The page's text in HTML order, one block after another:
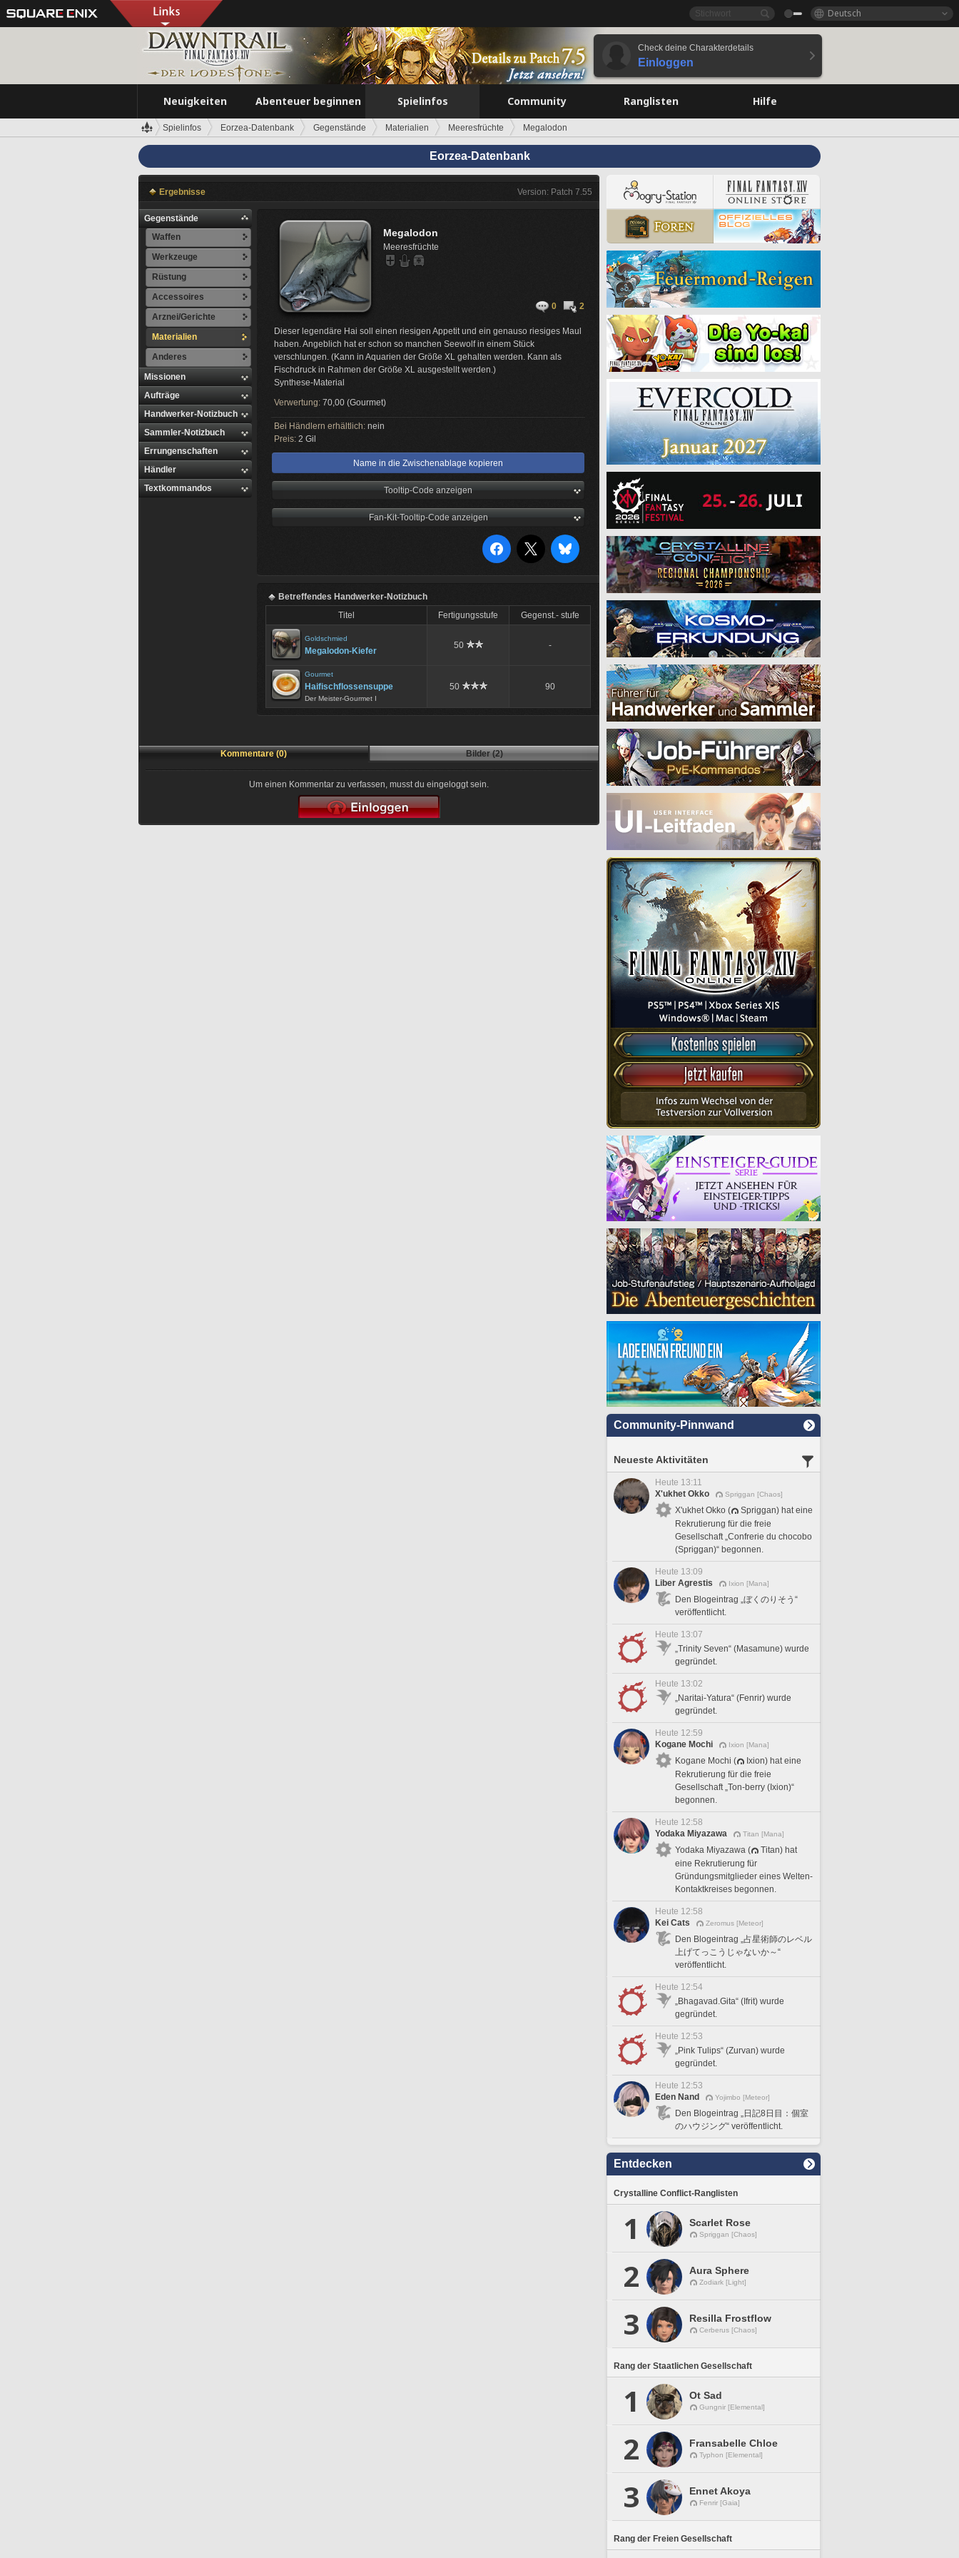
Deutsch
Check deine Charakterdetails
Einloggen
Neuigkeiten Abenteuer beginnen Spielinfos Community Ranglisten Hilfe
Spielinfos Eorzea-Datenbank Gegenstände Materialien Meeresfrüchte Megalodon
Eorzea-Datenbank
Ergebnisse Version: Patch 7.55
Gegenstände
Waffen
Werkzeuge
Rüstung
Accessoires
Arznei/Gerichte
Materialien
Anderes
Missionen
Aufträge
Handwerker-Notizbuch
Sammler-Notizbuch
Errungenschaften
Händler
Textkommandos
Megalodon
Meeresfrüchte
0 2
Dieser legendäre Hai soll einen riesigen Appetit und ein genauso riesiges Maul
haben. Angeblich hat er schon so manchen Seewolf in einem Stück
verschlungen. (Kann in Aquarien der Größe XL gehalten werden. Kann als
Fischdruck in Rahmen der Größe XL ausgestellt werden.)
Synthese-Material
Verwertung: 70,00 (Gourmet)
Bei Händlern erhältlich: nein
Preis: 2 Gil
Name in die Zwischenablage kopieren
Tooltip-Code anzeigen
Fan-Kit-Tooltip-Code anzeigen
Betreffendes Handwerker-Notizbuch
Titel
Fertigungsstufe Gegenst.- stufe
Goldschmied
Megalodon-Kiefer
50 -
Gourmet
Haifischflossensuppe
Der Meister-Gourmet I
50 90
Kommentare (0) Bilder (2)
Um einen Kommentar zu verfassen, musst du eingeloggt sein.
Community-Pinnwand
Neueste Aktivitäten
Heute 13:11
X'ukhet Okko
Spriggan [Chaos]
X'ukhet Okko (
Spriggan) hat eine
Rekrutierung für die freie
Gesellschaft „Confrerie du chocobo
(Spriggan)“ begonnen.
Heute 13:09
Liber Agrestis
Ixion [Mana]
Den Blogeintrag „ぼくのりそう“
veröffentlicht.
Heute 13:07
„Trinity Seven“ (Masamune) wurde
gegründet.
Heute 13:02
„Naritai-Yatura“ (Fenrir) wurde
gegründet.
Heute 12:59
Kogane Mochi
Ixion [Mana]
Kogane Mochi (
Ixion) hat eine
Rekrutierung für die freie
Gesellschaft „Ton-berry (Ixion)“
begonnen.
Heute 12:58
Yodaka Miyazawa
Titan [Mana]
Yodaka Miyazawa (
Titan) hat
eine Rekrutierung für
Gründungsmitglieder eines Welten-
Kontaktkreises begonnen.
Heute 12:58
Kei Cats
Zeromus [Meteor]
Den Blogeintrag „占星術師のレベル
上げてっこうじゃないか～“
veröffentlicht.
Heute 12:54
„Bhagavad.Gita“ (Ifrit) wurde
gegründet.
Heute 12:53
„Pink Tulips“ (Zurvan) wurde
gegründet.
Heute 12:53
Eden Nand
Yojimbo [Meteor]
Den Blogeintrag „日記8日目：個室
のハウジング“ veröffentlicht.
Entdecken
Crystalline Conflict-Ranglisten
1 Scarlet Rose
Spriggan [Chaos]
2 Aura Sphere
Zodiark [Light]
3 Resilla Frostflow
Cerberus [Chaos]
Rang der Staatlichen Gesellschaft
1 Ot Sad
Gungnir [Elemental]
2 Fransabelle Chloe
Typhon [Elemental]
3 Ennet Akoya
Fenrir [Gaia]
Rang der Freien Gesellschaft